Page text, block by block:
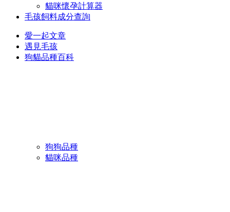
貓咪懷孕計算器
毛孩飼料成分查詢
愛一起文章
遇見毛孩
狗貓品種百科
狗狗品種
貓咪品種